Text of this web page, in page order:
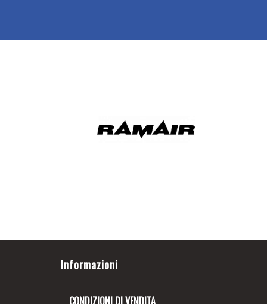
Informazioni
CONDIZIONI DI VENDITA